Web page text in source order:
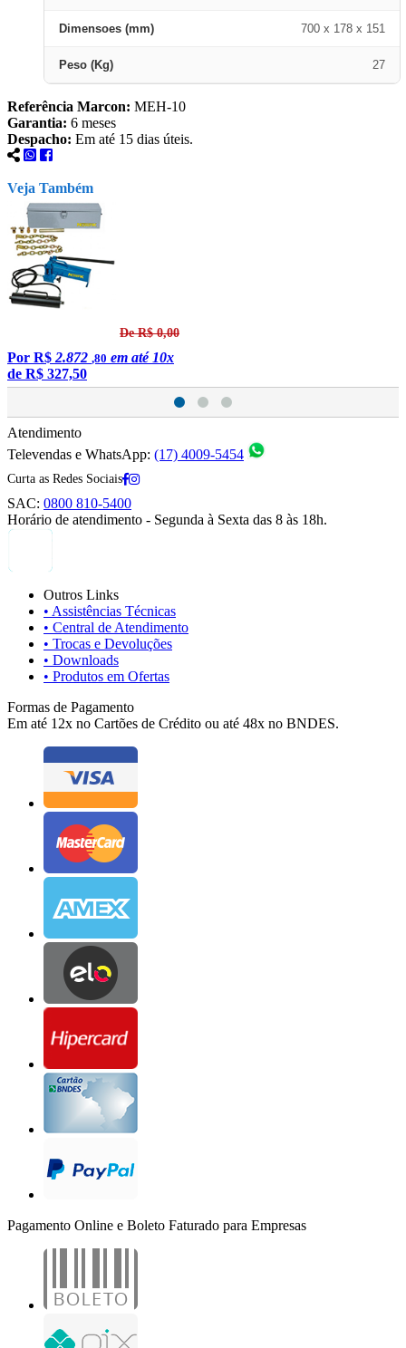
Dimensoes (mm) 700 x 178 x 151
Peso (Kg) 27
Referência Marcon: MEH-10
Garantia: 6 meses
Despacho: Em até 15 dias úteis.
Veja Também
De R$ 0,00
Por R$ 2.872 ,80 em até 10x
de R$ 327,50
Atendimento
Televendas e WhatsApp: (17) 4009-5454
Curta as Redes Sociais
SAC: 0800 810-5400
Horário de atendimento - Segunda à Sexta das 8 às 18h.
Outros Links
• Assistências Técnicas
• Central de Atendimento
• Trocas e Devoluções
• Downloads
• Produtos em Ofertas
Formas de Pagamento
Em até 12x no Cartões de Crédito ou até 48x no BNDES.
Pagamento Online e Boleto Faturado para Empresas